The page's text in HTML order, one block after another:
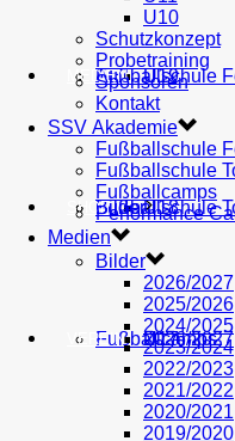
AH U19
U18
U17
Fußballschule
Fußballschule
Fußballcamps
MEDIEN
Bilder
2026/2027
SHOP
VEREIN
U10
Schutzkonzept
Probetraining
Sponsoren
Kontakt
SSV Akademie
Fußballschule
Fußballschule
Fußballcamps
Performance
Medien
Bilder
2026/2027
2025/2026
2024/2025
2023/2024
2022/2023
2021/2022
2020/2021
2019/2020